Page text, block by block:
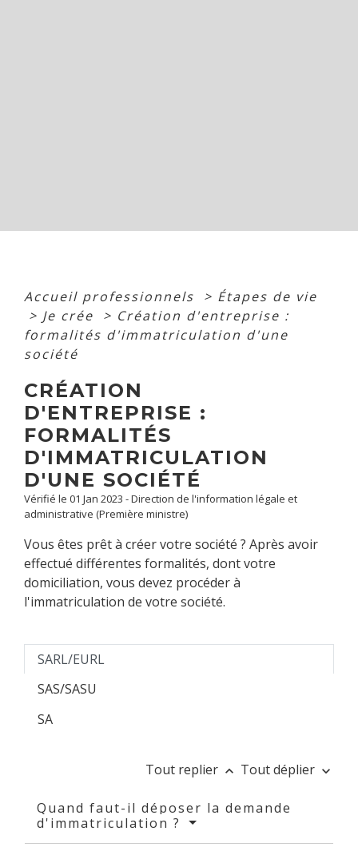
Accueil professionnels > Étapes de vie
> Je crée > Création d'entreprise :
formalités d'immatriculation d'une
société
CRÉATION
D'ENTREPRISE :
FORMALITÉS
D'IMMATRICULATION
D'UNE SOCIÉTÉ
Vérifié le 01 Jan 2023 - Direction de l'information légale et
administrative (Première ministre)
Vous êtes prêt à créer votre société ? Après avoir
effectué différentes formalités, dont votre
domiciliation, vous devez procéder à
l'immatriculation de votre société.
SARL/EURL
SAS/SASU
SA
Tout replier keyboard_arrow_up Tout déplier keyboard_arrow_down
Quand faut-il déposer la demande
d'immatriculation ?